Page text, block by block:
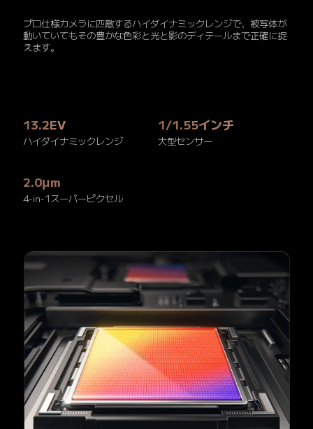
プロ仕様カメラに匹敵するハイダイナミックレンジで、被写体が
動いていてもその豊かな色彩と光と影のディテールまで正確に捉
えます。
13.2EV
ハイダイナミックレンジ
1/1.55インチ
大型センサー
2.0μm
4-in-1スーパーピクセル